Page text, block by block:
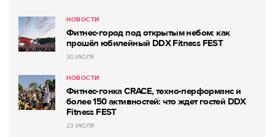
НОВОСТИ
Фитнес-город под открытым небом: как
прошёл юбилейный DDX Fitness FEST
30 ИЮЛЯ
НОВОСТИ
Фитнес-гонка CRACE, техно-перформанс и
более 150 активностей: что ждет гостей DDX
Fitness FEST
23 ИЮЛЯ